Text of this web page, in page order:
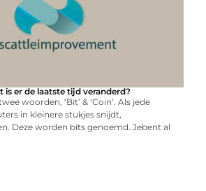
is er de laatste tijd veranderd?
woorden, ‘Bit’ & ‘Coin’. Als jede
in kleinere stukjes snijdt,
Deze worden bits genoemd. Jebent al